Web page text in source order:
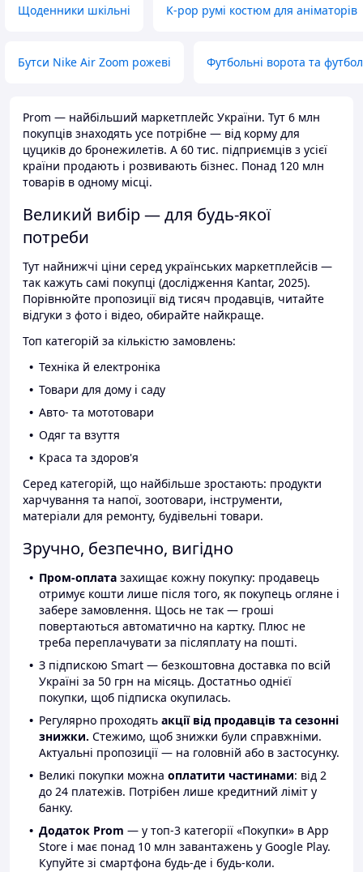
Щоденники шкільні K-pop румі костюм для аніматорів
Бутси Nike Air Zoom рожеві Футбольні ворота та
Prom — найбільший маркетплейс України. Тут 6 млн
покупців знаходять усе потрібне — від корму для
цуциків до бронежилетів. А 60 тис. підприємців з усієї
країни продають і розвивають бізнес. Понад 120 млн
товарів в одному місці.
Великий вибір — для будь-якої
потреби
Тут найнижчі ціни серед українських маркетплейсів —
так кажуть самі покупці (дослідження Kantar, 2025).
Порівнюйте пропозиції від тисяч продавців, читайте
відгуки з фото і відео, обирайте найкраще.
Топ категорій за кількістю замовлень:
Техніка й електроніка
Товари для дому і саду
Авто- та мототовари
Одяг та взуття
Краса та здоров'я
Серед категорій, що найбільше зростають: продукти
харчування та напої, зоотовари, інструменти,
матеріали для ремонту, будівельні товари.
Зручно, безпечно, вигідно
Пром-оплата захищає кожну покупку: продавець
отримує кошти лише після того, як покупець огляне і
забере замовлення. Щось не так — гроші
повертаються автоматично на картку. Плюс не
треба переплачувати за післяплату на пошті.
З підпискою Smart — безкоштовна доставка по всій
Україні за 50 грн на місяць. Достатньо однієї
покупки, щоб підписка окупилась.
Регулярно проходять акції від продавців та сезонні
знижки. Стежимо, щоб знижки були справжніми.
Актуальні пропозиції — на головній або в застосунку.
Великі покупки можна оплатити частинами: від 2
до 24 платежів. Потрібен лише кредитний ліміт у
банку.
Додаток Prom — у топ-3 категорії «Покупки» в App
Store і має понад 10 млн завантажень у Google Play.
Купуйте зі смартфона будь-де і будь-коли.